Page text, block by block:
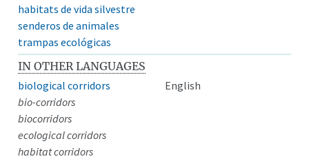
habitats de vida silvestre
senderos de animales
trampas ecológicas
IN OTHER LANGUAGES
biological corridors
English
bio-corridors
biocorridors
ecological corridors
habitat corridors